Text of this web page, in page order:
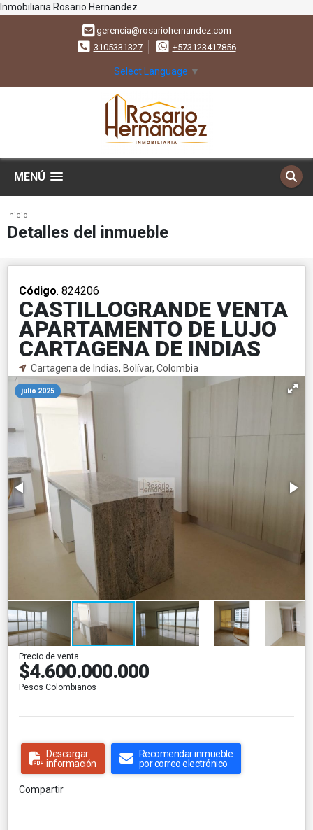
Inmobiliaria Rosario Hernandez
gerencia@rosariohernandez.com
3105331327
+573123417856
Select Language ▼
MENÚ
Inicio
Detalles del inmueble
Código. 824206
CASTILLOGRANDE VENTA
APARTAMENTO DE LUJO
CARTAGENA DE INDIAS
Cartagena de Indias, Bolívar, Colombia
julio 2025
Precio de venta
$4.600.000.000
Pesos Colombianos
Descargar
información
Recomendar inmueble
por correo electrónico
Compartir